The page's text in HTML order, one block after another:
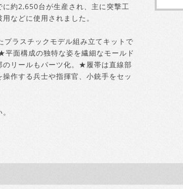
約2,650台が生産され、主に突撃工
などに使用されました。
ラスチックモデル組み立てキットで
面構成の独特な姿を繊細なモールド
リールもパーツ化。★履帯は直線部
作する兵士や指揮官、小銃手をセッ